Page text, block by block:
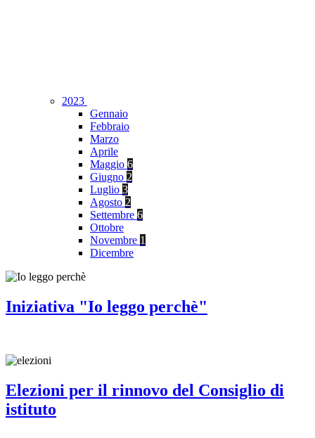
2023
Gennaio
Febbraio
Marzo
Aprile
Maggio 6
Giugno 2
Luglio 3
Agosto 2
Settembre 6
Ottobre
Novembre 1
Dicembre
Iniziativa "Io leggo perchè"
Elezioni per il rinnovo del Consiglio di
istituto